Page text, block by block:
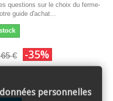
questions sur le choix du ferme-
guide d'achat...
€ -35%
personnelles